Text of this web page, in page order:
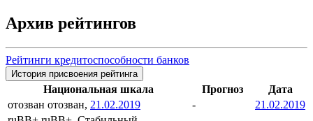
Архив рейтингов
Рейтинги кредитоспособности банков
История присвоения рейтинга
Национальная шкала Прогноз
Дата
отозван отозван, 21.02.2019 -
21.02.2019